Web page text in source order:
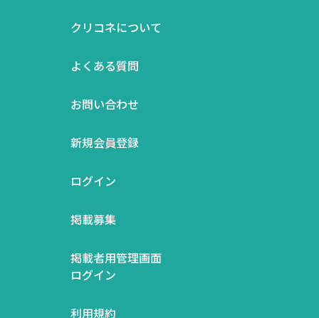
クリコネについて
よくある質問
お問い合わせ
新規会員登録
ログイン
掲載募集
掲載者用管理画面
ログイン
利用規約